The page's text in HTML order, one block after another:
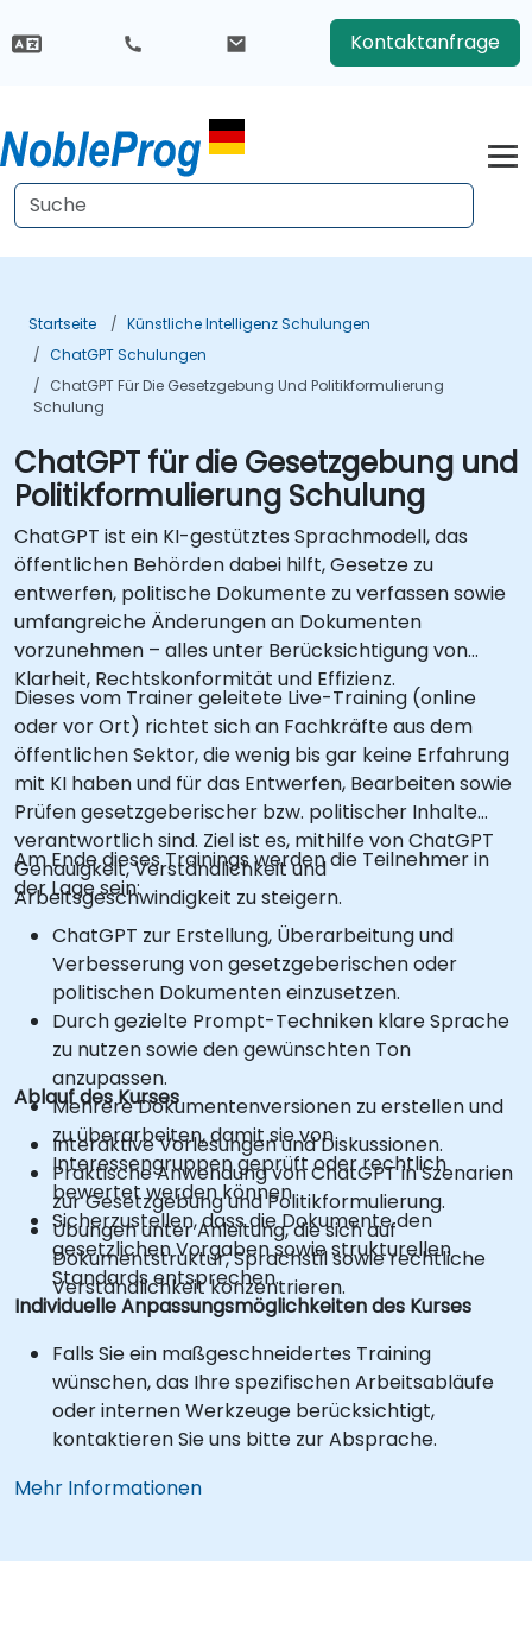
Kontaktanfrage
Startseite
Künstliche Intelligenz Schulungen
ChatGPT Schulungen
ChatGPT Für Die Gesetzgebung Und Politikformulierung
Schulung
ChatGPT für die Gesetzgebung und
Politikformulierung Schulung
ChatGPT ist ein KI-gestütztes Sprachmodell, das
öffentlichen Behörden dabei hilft, Gesetze zu
entwerfen, politische Dokumente zu verfassen sowie
umfangreiche Änderungen an Dokumenten
vorzunehmen – alles unter Berücksichtigung von
Klarheit, Rechtskonformität und Effizienz.
Dieses vom Trainer geleitete Live-Training (online
oder vor Ort) richtet sich an Fachkräfte aus dem
öffentlichen Sektor, die wenig bis gar keine Erfahrung
mit KI haben und für das Entwerfen, Bearbeiten sowie
Prüfen gesetzgeberischer bzw. politischer Inhalte
verantwortlich sind. Ziel ist es, mithilfe von ChatGPT
Genauigkeit, Verständlichkeit und
Arbeitsgeschwindigkeit zu steigern.
Am Ende dieses Trainings werden die Teilnehmer in
der Lage sein:
ChatGPT zur Erstellung, Überarbeitung und
Verbesserung von gesetzgeberischen oder
politischen Dokumenten einzusetzen.
Durch gezielte Prompt-Techniken klare Sprache
zu nutzen sowie den gewünschten Ton
anzupassen.
Mehrere Dokumentenversionen zu erstellen und
zu überarbeiten, damit sie von
Interessengruppen geprüft oder rechtlich
bewertet werden können.
Sicherzustellen, dass die Dokumente den
gesetzlichen Vorgaben sowie strukturellen
Standards entsprechen.
Ablauf des Kurses
Interaktive Vorlesungen und Diskussionen.
Praktische Anwendung von ChatGPT in Szenarien
zur Gesetzgebung und Politikformulierung.
Übungen unter Anleitung, die sich auf
Dokumentstruktur, Sprachstil sowie rechtliche
Verständlichkeit konzentrieren.
Individuelle Anpassungsmöglichkeiten des Kurses
Falls Sie ein maßgeschneidertes Training
wünschen, das Ihre spezifischen Arbeitsabläufe
oder internen Werkzeuge berücksichtigt,
kontaktieren Sie uns bitte zur Absprache.
Mehr Informationen